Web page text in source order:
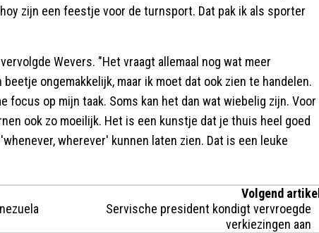
zijn een feestje voor de turnsport. Dat pak ik als sporter
Wevers. "Het vraagt allemaal nog wat meer
ongemakkelijk, maar ik moet dat ook zien te handelen.
focus op mijn taak. Soms kan het dan wat wiebelig zijn. Voor
ook zo moeilijk. Het is een kunstje dat je thuis heel goed
wherever' kunnen laten zien. Dat is een leuke
Volgend artikel
Servische president kondigt vervroegde
verkiezingen aan